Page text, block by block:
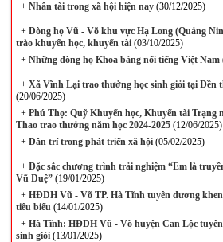
+Nhân tài trong xã hội hiện nay(30/12/2025)
+Dòng họ Vũ - Võ khu vực Hạ Long (Quảng
trào khuyến học, khuyến tài(03/10/2025)
+Những dòng họ Khoa bảng nổi tiếng Việt Nam
+Xã Vĩnh Lại trao thưởng học sinh giỏi tại Đền
(20/06/2025)
+Phú Thọ: Quỹ Khuyến học, Khuyến tài Trạng
Thao trao thưởng năm học 2024-2025(12/06/2025)
+Dân trí trong phát triển xã hội(05/02/2025)
+Đặc sắc chương trình trải nghiệm “Em là
Vũ Duệ”(19/01/2025)
+HĐDH Vũ - Võ TP. Hà Tĩnh tuyên dương
tiêu biểu(14/01/2025)
+Hà Tĩnh: HĐDH Vũ - Võ huyện Can Lộc
sinh giỏi(13/01/2025)